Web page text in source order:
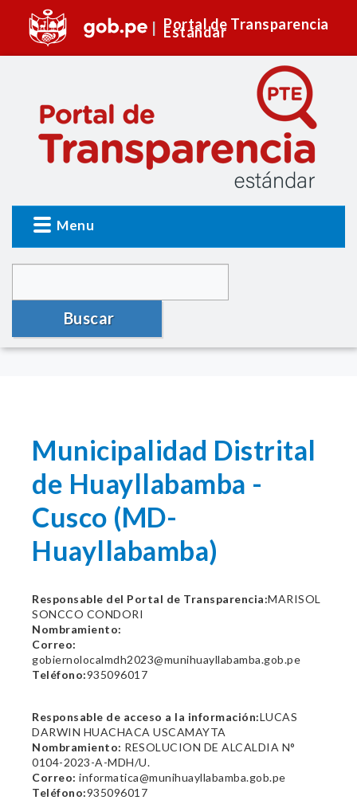
Portal de Transparencia
Estándar
Menu
Buscar
Municipalidad Distrital
de Huayllabamba -
Cusco (MD-
Huayllabamba)
Responsable del Portal de Transparencia:MARISOL
SONCCO CONDORI
Nombramiento:
Correo:
gobiernolocalmdh2023@munihuayllabamba.gob.pe
Teléfono:935096017
Responsable de acceso a la información:LUCAS
DARWIN HUACHACA USCAMAYTA
Nombramiento: RESOLUCION DE ALCALDIA N°
0104-2023-A-MDH/U.
Correo: informatica@munihuayllabamba.gob.pe
Teléfono:935096017